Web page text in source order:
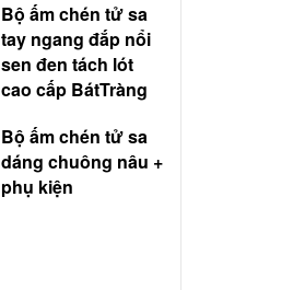
Bộ ấm chén tử sa
tay ngang đắp nổi
sen đen tách lót
cao cấp BátTràng
Bộ ấm chén tử sa
dáng chuông nâu +
phụ kiện